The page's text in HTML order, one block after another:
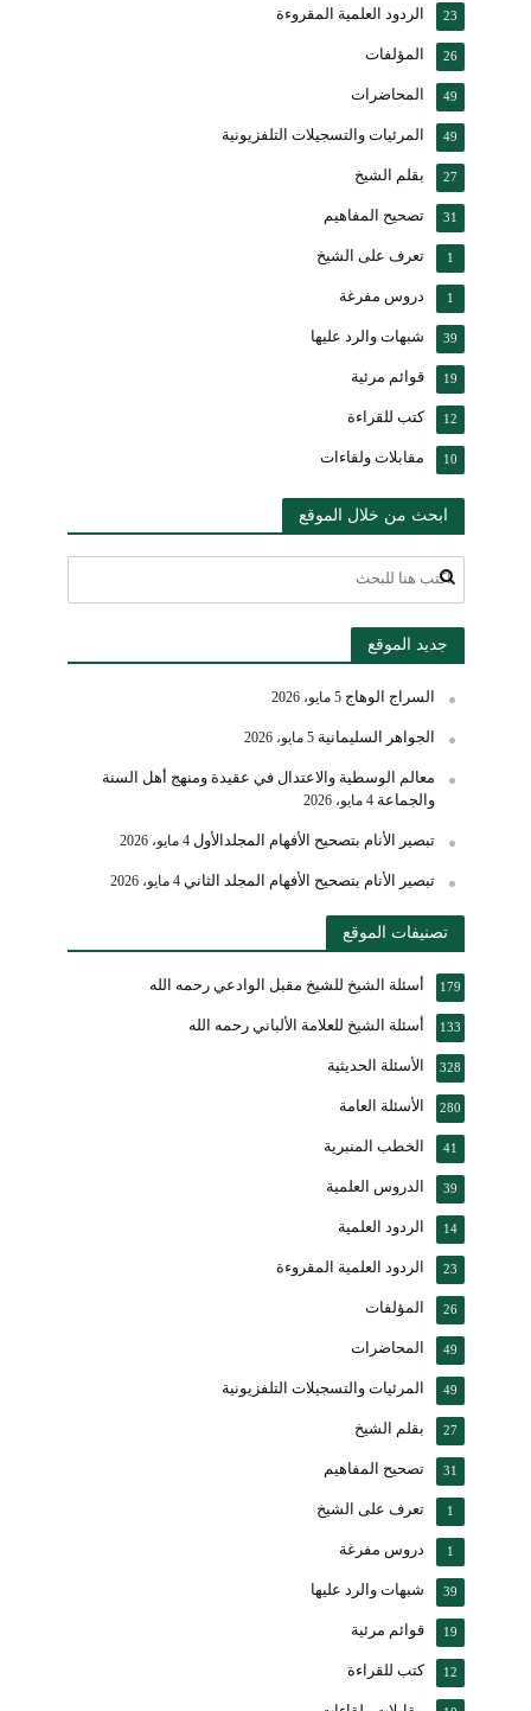
الردود العلمية المقروءة 23
المؤلفات 26
المحاضرات 49
المرئيات والتسجيلات التلفزيونية 49
بقلم الشيخ 27
تصحيح المفاهيم 31
تعرف على الشيخ 1
دروس مفرغة 1
شبهات والرد عليها 39
قوائم مرئية 19
كتب للقراءة 12
مقابلات ولقاءات 10
ابحث من خلال الموقع
جديد الموقع
السراج الوهاج 5 مايو، 2026
الجواهر السليمانية 5 مايو، 2026
معالم الوسطية والاعتدال في عقيدة ومنهج أهل السنة
والجماعة 4 مايو، 2026
تبصير الأنام بتصحيح الأفهام المجلدالأول 4 مايو، 2026
تبصير الأنام بتصحيح الأفهام المجلد الثاني 4 مايو، 2026
تصنيفات الموقع
أسئلة الشيخ للشيخ مقبل الوادعي رحمه الله 179
أسئلة الشيخ للعلامة الألباني رحمه الله 133
الأسئلة الحديثية 328
الأسئلة العامة 280
الخطب المنبرية 41
الدروس العلمية 39
الردود العلمية 14
الردود العلمية المقروءة 23
المؤلفات 26
المحاضرات 49
المرئيات والتسجيلات التلفزيونية 49
بقلم الشيخ 27
تصحيح المفاهيم 31
تعرف على الشيخ 1
دروس مفرغة 1
شبهات والرد عليها 39
قوائم مرئية 19
كتب للقراءة 12